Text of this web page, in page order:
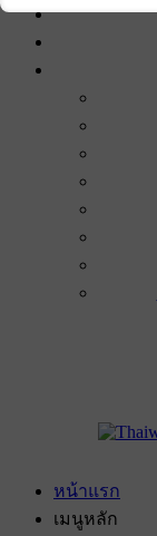
หน้าแรก
เมนูหลัก